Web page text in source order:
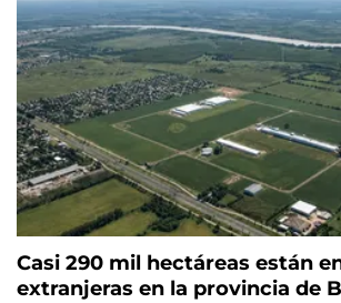
Casi 290 mil hectáreas están
extranjeras en la provincia de